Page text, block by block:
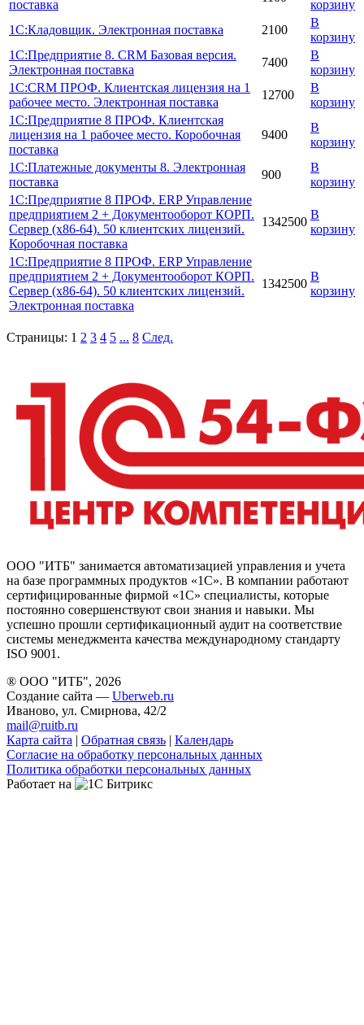
поставка
корзину
1C:Кладовщик. Электронная поставка
2100
В
корзину
1С:Предприятие 8. CRM Базовая версия.
Электронная поставка
7400
В
корзину
1С:CRM ПРОФ. Клиентская лицензия на 1
рабочее место. Электронная поставка
12700
В
корзину
1С:Предприятие 8 ПРОФ. Клиентская
лицензия на 1 рабочее место. Коробочная
поставка
9400
В
корзину
1С:Платежные документы 8. Электронная
поставка
900
В
корзину
1С:Предприятие 8 ПРОФ. ERP Управление
предприятием 2 + Документооборот КОРП.
Сервер (x86-64). 50 клиентских лицензий.
Коробочная поставка
1342500
В
корзину
1С:Предприятие 8 ПРОФ. ERP Управление
предприятием 2 + Документооборот КОРП.
Сервер (x86-64). 50 клиентских лицензий.
Электронная поставка
1342500
В
корзину
Страницы: 1 2 3 4 5 ... 8 След.
ООО "ИТБ" занимается автоматизацией управления и учета
на базе программных продуктов «1С». В компании работают
сертифицированные фирмой «1С» специалисты, которые
постоянно совершенствуют свои знания и навыки. Мы
успешно прошли сертификационный аудит на соответствие
системы менеджмента качества международному стандарту
ISO 9001.
® ООО "ИТБ", 2026
Создание сайта — Uberweb.ru
Иваново, ул. Смирнова, 42/2
mail@ruitb.ru
Карта сайта
Обратная связь
Календарь
Согласие на обработку персональных данных
Политика обработки персональных данных
Работает на